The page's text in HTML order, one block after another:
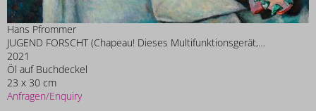
Hans Pfrommer
JUGEND FORSCHT (Chapeau! Dieses Multifunktionsgerät,…
2021
Öl auf Buchdeckel
23 x 30 cm
Anfragen/Enquiry